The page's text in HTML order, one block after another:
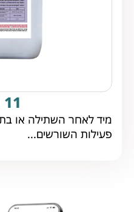
מיד לאחר השתילה או
פעילות השורשים...